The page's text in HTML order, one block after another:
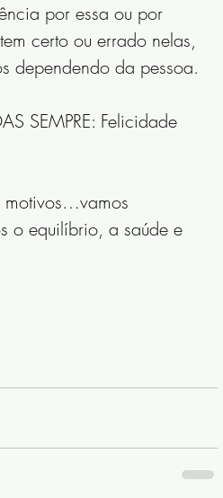
por essa ou por
certo ou errado nelas,
dependendo da pessoa.
SEMPRE: Felicidade
motivos…vamos
o equilíbrio, a saúde e